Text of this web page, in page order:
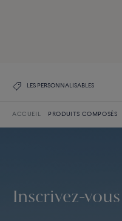
LES PERSONNALISABLES
ACCUEIL PRODUITS COMPOSÉS
Inscrivez-